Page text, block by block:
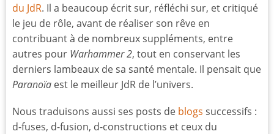
du JdR. Il a beaucoup écrit sur, réfléchi sur, et critiqué
le jeu de rôle, avant de réaliser son rêve en
contribuant à de nombreux suppléments, entre
autres pour Warhammer 2, tout en conservant les
derniers lambeaux de sa santé mentale. Il pensait que
Paranoïa est le meilleur JdR de l’univers.
Nous traduisons aussi ses posts de blogs successifs :
d-fuses, d-fusion, d-constructions et ceux du